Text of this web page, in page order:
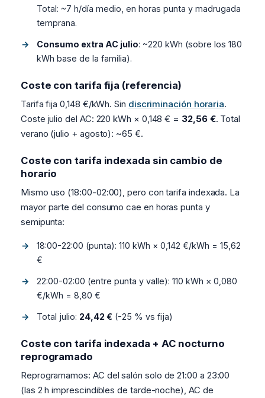
Total: ~7 h/día medio, en horas punta y madrugada
temprana.
Consumo extra AC julio: ~220 kWh (sobre los 180
kWh base de la familia).
Coste con tarifa fija (referencia)
Tarifa fija 0,148 €/kWh. Sin discriminación horaria.
Coste julio del AC: 220 kWh × 0,148 € = 32,56 €. Total
verano (julio + agosto): ~65 €.
Coste con tarifa indexada sin cambio de
horario
Mismo uso (18:00-02:00), pero con tarifa indexada. La
mayor parte del consumo cae en horas punta y
semipunta:
18:00-22:00 (punta): 110 kWh × 0,142 €/kWh = 15,62
€
22:00-02:00 (entre punta y valle): 110 kWh × 0,080
€/kWh = 8,80 €
Total julio: 24,42 € (-25 % vs fija)
Coste con tarifa indexada + AC nocturno
reprogramado
Reprogramamos: AC del salón solo de 21:00 a 23:00
(las 2 h imprescindibles de tarde-noche), AC de